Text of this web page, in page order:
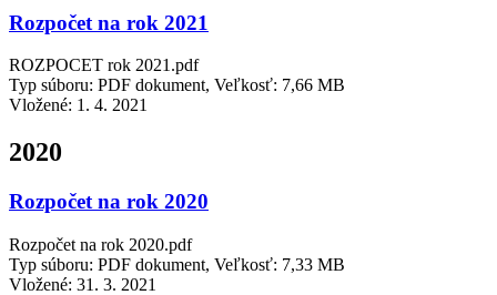
Rozpočet na rok 2021
ROZPOCET rok 2021.pdf
Typ súboru: PDF dokument, Veľkosť: 7,66 MB
Vložené: 1. 4. 2021
2020
Rozpočet na rok 2020
Rozpočet na rok 2020.pdf
Typ súboru: PDF dokument, Veľkosť: 7,33 MB
Vložené: 31. 3. 2021